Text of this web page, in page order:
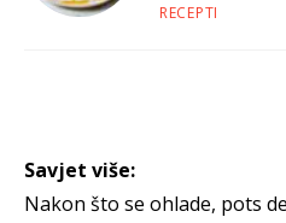
RECEPTI
Savjet više:
Nakon što se ohlade, pots